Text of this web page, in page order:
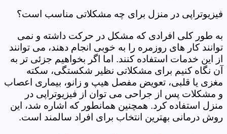
فیزیوتراپی در منزل برای چه مشکلاتی مناسب است؟
به طور کلی افرادی که مشکل در حرکت داشته و نمی
توانند کار های روزمره را به خوبی انجام دهند، می توانند
از این خدمات استفاده کنند. اما اگر بخواهیم جزئی تر به
آن نگاه کنیم برای مشکلاتی نظیر شکستگی، سکته
مغزی یا قلبی، تعویض مفصل هیپ و زانو، بیماری اعصاب
و مشکلات پس از جراحی می توان از فیزیوتراپی در
منزل استفاده کرد. همچنین همانطور که اشاره شد، این
روش درمانی بهترین انتخاب برای افراد سالمند است.